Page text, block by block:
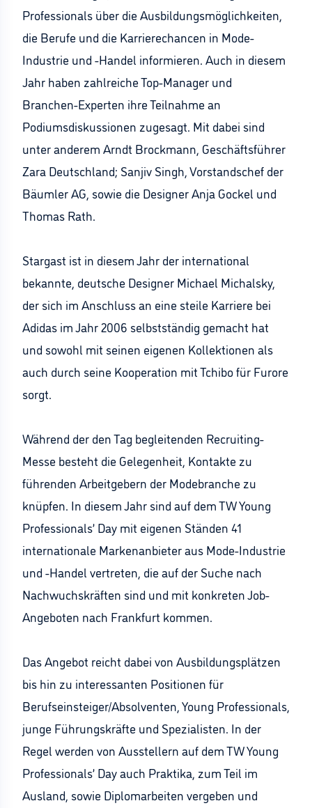
Professionals über die Ausbildungsmöglichkeiten,
die Berufe und die Karrierechancen in Mode-
Industrie und -Handel informieren. Auch in diesem
Jahr haben zahlreiche Top-Manager und
Branchen-Experten ihre Teilnahme an
Podiumsdiskussionen zugesagt. Mit dabei sind
unter anderem Arndt Brockmann, Geschäftsführer
Zara Deutschland; Sanjiv Singh, Vorstandschef der
Bäumler AG, sowie die Designer Anja Gockel und
Thomas Rath.
Stargast ist in diesem Jahr der international
bekannte, deutsche Designer Michael Michalsky,
der sich im Anschluss an eine steile Karriere bei
Adidas im Jahr 2006 selbstständig gemacht hat
und sowohl mit seinen eigenen Kollektionen als
auch durch seine Kooperation mit Tchibo für Furore
sorgt.
Während der den Tag begleitenden Recruiting-
Messe besteht die Gelegenheit, Kontakte zu
führenden Arbeitgebern der Modebranche zu
knüpfen. In diesem Jahr sind auf dem TW Young
Professionals’ Day mit eigenen Ständen 41
internationale Markenanbieter aus Mode-Industrie
und -Handel vertreten, die auf der Suche nach
Nachwuchskräften sind und mit konkreten Job-
Angeboten nach Frankfurt kommen.
Das Angebot reicht dabei von Ausbildungsplätzen
bis hin zu interessanten Positionen für
Berufseinsteiger/Absolventen, Young Professionals,
junge Führungskräfte und Spezialisten. In der
Regel werden von Ausstellern auf dem TW Young
Professionals’ Day auch Praktika, zum Teil im
Ausland, sowie Diplomarbeiten vergeben und